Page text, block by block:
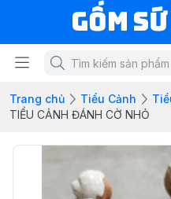
Gốm
Trang chủ Tiểu Cảnh
TIỂU CẢNH ĐÁNH CỜ NHỎ